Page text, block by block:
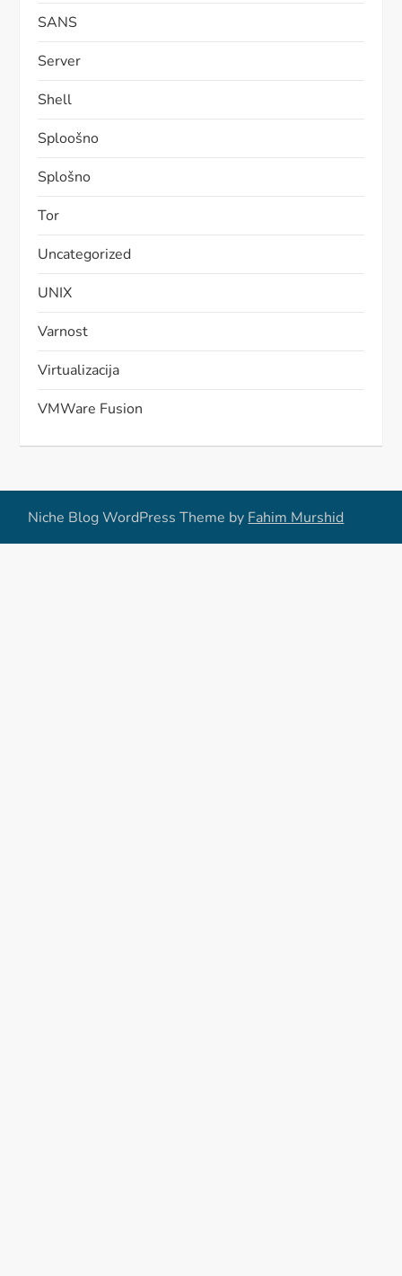
SANS
Server
Shell
Sploošno
Splošno
Tor
Uncategorized
UNIX
Varnost
Virtualizacija
VMWare Fusion
Niche Blog WordPress Theme by Fahim Murshid